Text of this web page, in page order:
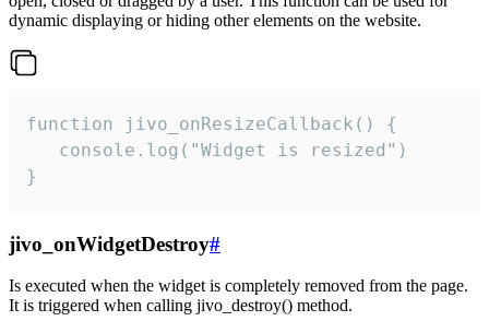
dynamic displaying or hiding other elements on the website.
function jivo_onResizeCallback() {
   console.log("Widget is resized")
}
jivo_onWidgetDestroy#
Is executed when the widget is completely removed from the page.
It is triggered when calling jivo_destroy() method.